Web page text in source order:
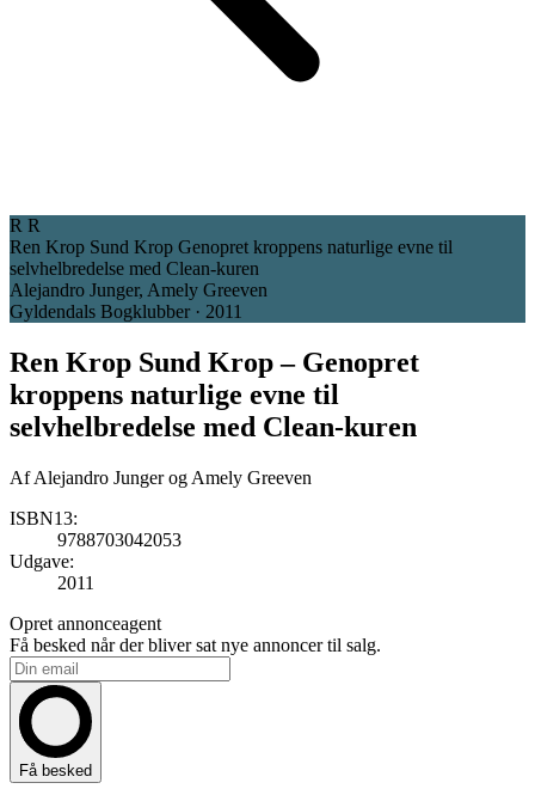
R R
Ren Krop Sund Krop Genopret kroppens naturlige evne til
selvhelbredelse med Clean-kuren
Alejandro Junger, Amely Greeven
Gyldendals Bogklubber · 2011
Ren Krop Sund Krop– Genopret
kroppens naturlige evne til
selvhelbredelse med Clean-kuren
AfAlejandro Junger og Amely Greeven
ISBN13:
9788703042053
Udgave:
2011
Opret annonceagent
Få besked når der bliver sat nye annoncer til salg.
Få besked